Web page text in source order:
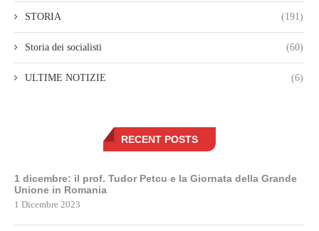
STORIA (191)
Storia dei socialisti (60)
ULTIME NOTIZIE (6)
RECENT POSTS
1 dicembre: il prof. Tudor Petcu e la Giornata della Grande
Unione in Romania
1 Dicembre 2023